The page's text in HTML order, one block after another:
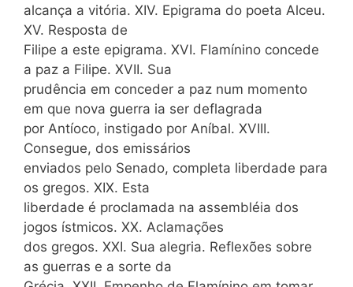
alcança a vitória. XIV. Epigrama do poeta Alceu.
XV. Resposta de
Filipe a este epigrama. XVI. Flamínino concede
a paz a Filipe. XVII. Sua
prudência em conceder a paz num momento
em que nova guerra ia ser deflagrada
por Antíoco, instigado por Aníbal. XVIII.
Consegue, dos emissários
enviados pelo Senado, completa liberdade para
os gregos. XIX. Esta
liberdade é proclamada na assembléia dos
jogos ístmicos. XX. Aclamações
dos gregos. XXI. Sua alegria. Reflexões sobre
as guerras e a sorte da